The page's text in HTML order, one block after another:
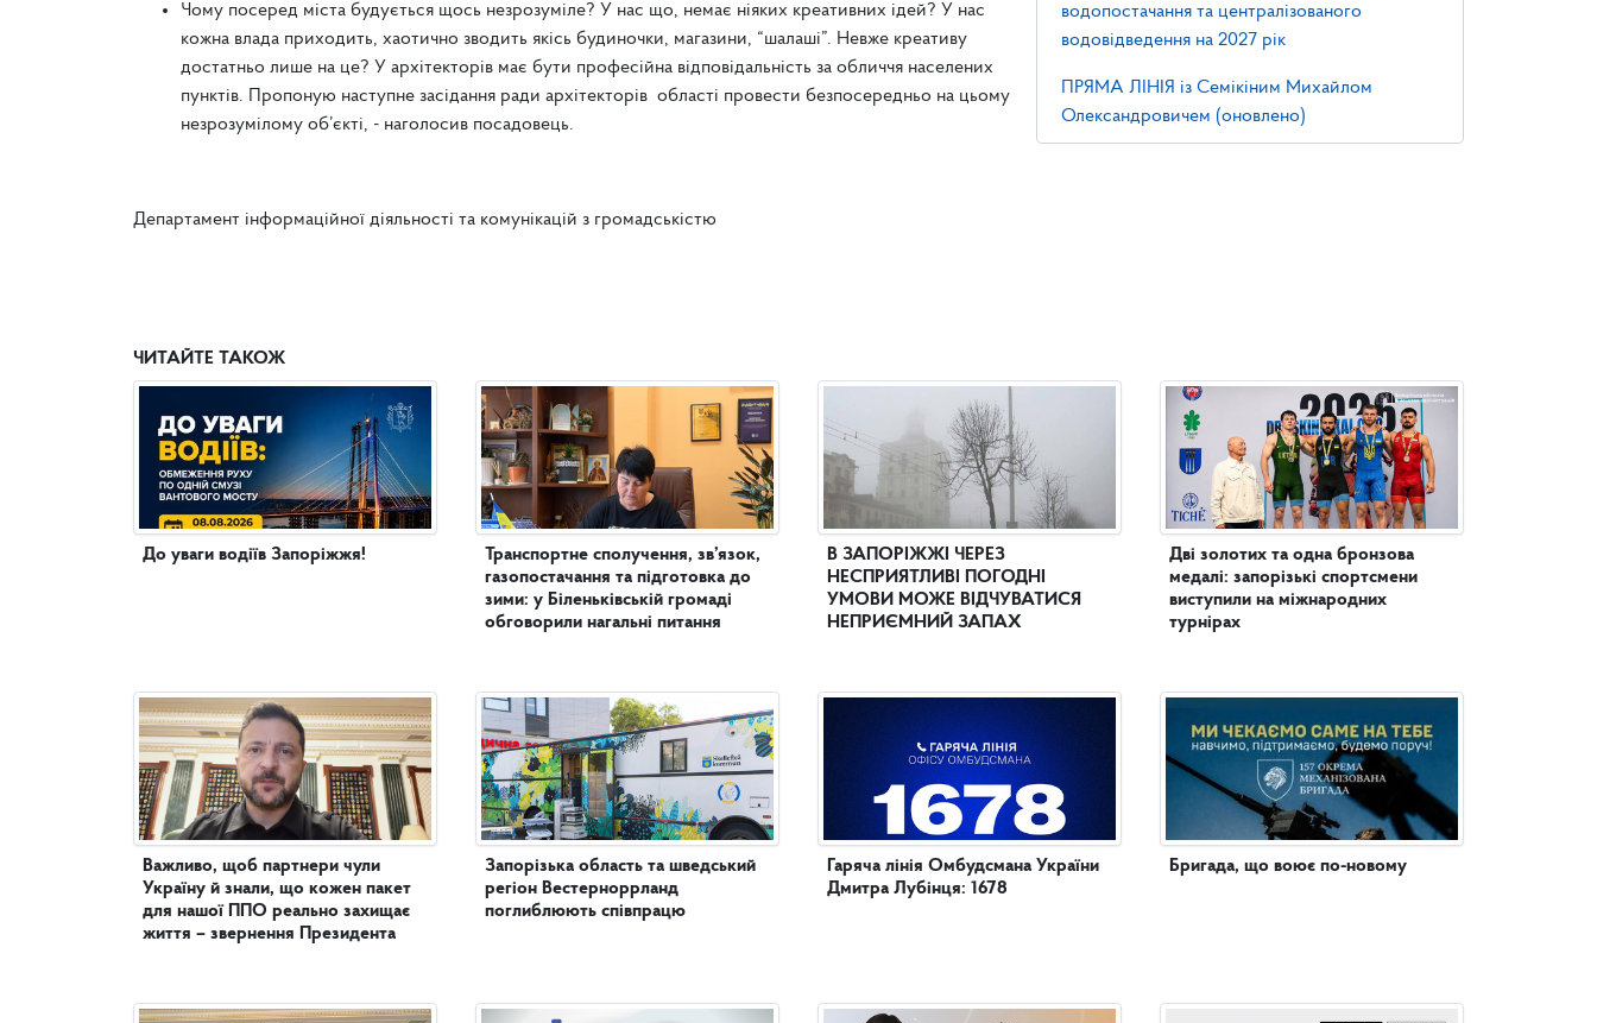
Чому посеред міста будується щось незрозуміле? У нас що, немає ніяких креативних ідей? У нас
кожна влада приходить, хаотично зводить якісь будиночки, магазини, “шалаші”. Невже креативу
достатньо лише на це? У архітекторів має бути професійна відповідальність за обличчя населених
пунктів. Пропоную наступне засідання ради архітекторів області провести безпосередньо на цьому
незрозумілому об’єкті, - наголосив посадовець.
Департамент інформаційної діяльності та комунікацій з громадськістю
водопостачання та централізованого
водовідведення на 2027 рік
ПРЯМА ЛІНІЯ із Семікіним Михайлом
Олександровичем (оновлено)
ЧИТАЙТЕ ТАКОЖ
До уваги водіїв Запоріжжя!
Важливо, щоб партнери чули
Україну й знали, що кожен пакет
для нашої ППО реально захищає
життя – звернення Президента
Транспортне сполучення, зв’язок,
газопостачання та підготовка до
зими: у Біленьківській громаді
обговорили нагальні питання
Запорізька область та шведський
регіон Вестерноррланд
поглиблюють співпрацю
В ЗАПОРІЖЖІ ЧЕРЕЗ
НЕСПРИЯТЛИВІ ПОГОДНІ
УМОВИ МОЖЕ ВІДЧУВАТИСЯ
НЕПРИЄМНИЙ ЗАПАХ
Гаряча лінія Омбудсмана України
Дмитра Лубінця: 1678
Дві золотих та одна бронзова
медалі: запорізькі спортсмени
виступили на міжнародних
турнірах
Бригада, що воює по-новому